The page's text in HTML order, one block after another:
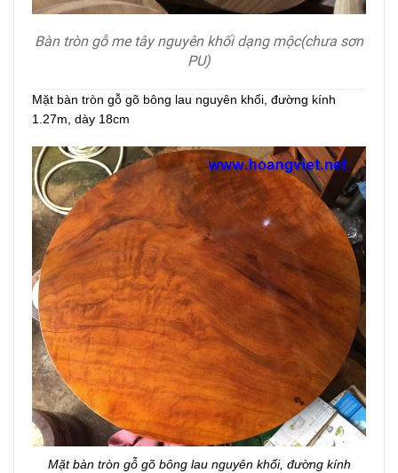
Bàn tròn gỗ me tây nguyên khối dạng mộc(chưa sơn
PU)
Mặt bàn tròn gỗ gõ bông lau nguyên khối, đường kính
1.27m, dày 18cm
Mặt bàn tròn gỗ gõ bông lau nguyên khối, đường kính